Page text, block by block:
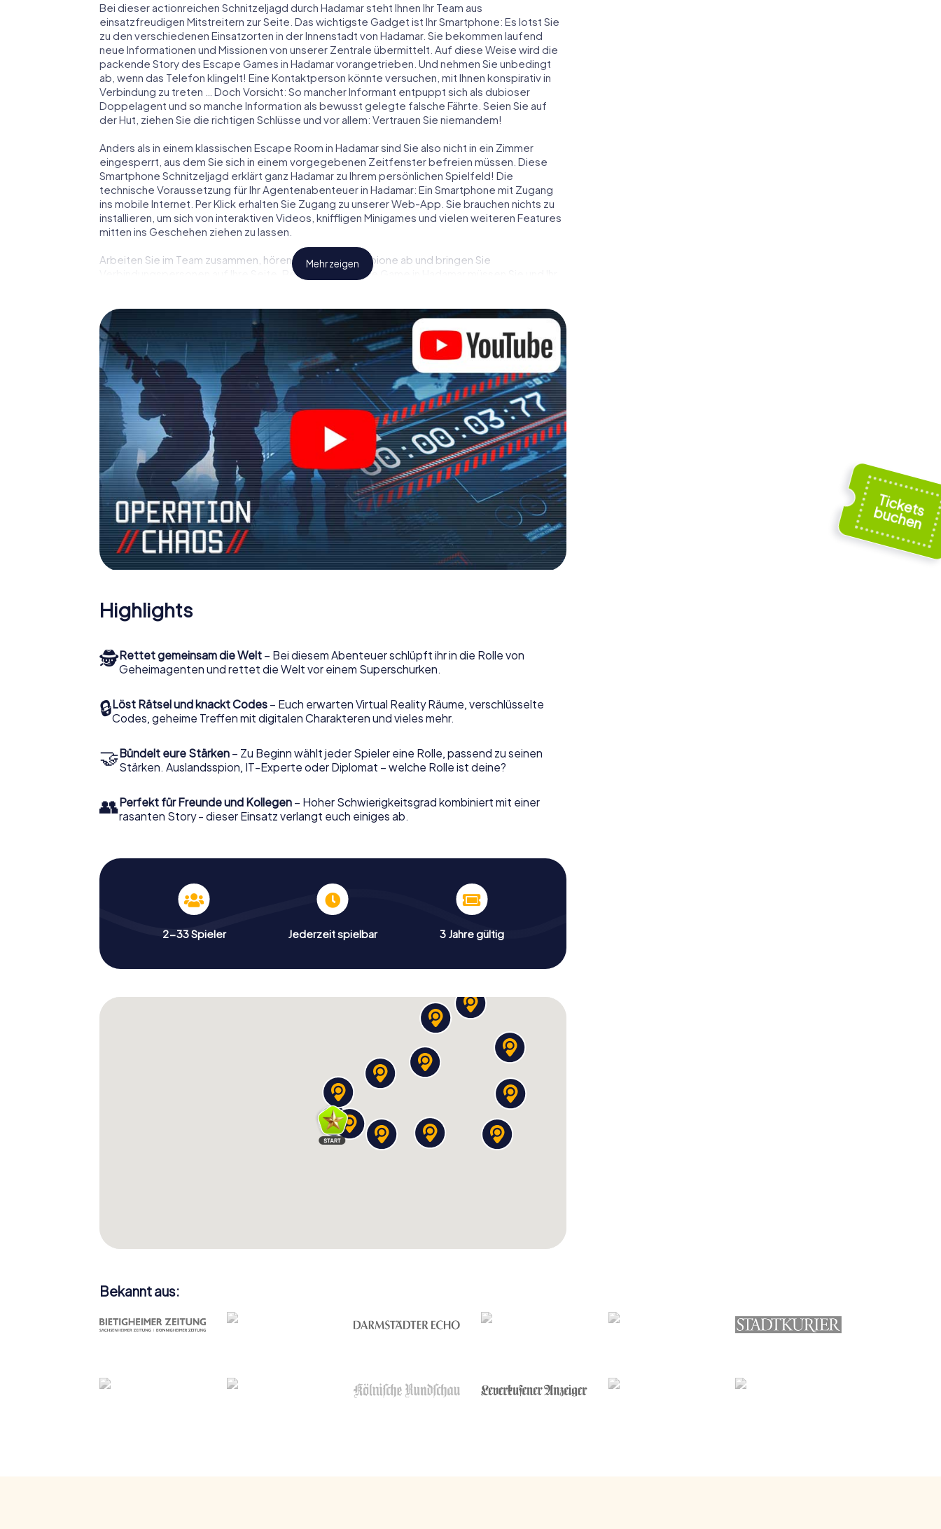
Bei dieser actionreichen Schnitzeljagd durch Hadamar steht Ihnen Ihr Team aus
einsatzfreudigen Mitstreitern zur Seite. Das wichtigste Gadget ist Ihr Smartphone: Es lotst Sie
zu den verschiedenen Einsatzorten in der Innenstadt von Hadamar. Sie bekommen laufend
neue Informationen und Missionen von unserer Zentrale übermittelt. Auf diese Weise wird die
packende Story des Escape Games in Hadamar vorangetrieben. Und nehmen Sie unbedingt
ab, wenn das Telefon klingelt! Eine Kontaktperson könnte versuchen, mit Ihnen konspirativ in
Verbindung zu treten … Doch Vorsicht: So mancher Informant entpuppt sich als dubioser
Doppelagent und so manche Information als bewusst gelegte falsche Fährte. Seien Sie auf
der Hut, ziehen Sie die richtigen Schlüsse und vor allem: Vertrauen Sie niemandem!
Anders als in einem klassischen Escape Room in Hadamar sind Sie also nicht in ein Zimmer
eingesperrt, aus dem Sie sich in einem vorgegebenen Zeitfenster befreien müssen. Diese
Smartphone Schnitzeljagd erklärt ganz Hadamar zu Ihrem persönlichen Spielfeld! Die
technische Voraussetzung für Ihr Agentenabenteuer in Hadamar: Ein Smartphone mit Zugang
ins mobile Internet. Per Klick erhalten Sie Zugang zu unserer Web-App. Sie brauchen nichts zu
installieren, um sich von interaktiven Videos, kniffligen Minigames und vielen weiteren Features
mitten ins Geschehen ziehen zu lassen.
Arbeiten Sie im Team zusammen, hören Sie feindliche Spione ab und bringen Sie
Verbindungspersonen auf Ihre Seite. Bei diesem Escape Game in Hadamar müssen Sie und Ihr
Team im Highscore von Hadamar und erhalten Zugang zu Ihrer ganz persönlichen Bildergalerie.
Das myCityHunt Escape Game macht Hadamar zu Ihrem ganz persönlichen Erlebnisspielplatz.
Holen Sie sich Ihre Tickets in die Welt der Spionage und Geheimagenten und verwandeln Sie
Hadamar in einen Outdoor Escape Room!
Mehr zeigen
Highlights
🕵Rettet gemeinsam die Welt – Bei diesem Abenteuer schlüpft ihr in die Rolle von
Geheimagenten und rettet die Welt vor einem Superschurken.
🔒Löst Rätsel und knackt Codes – Euch erwarten Virtual Reality Räume, verschlüsselte
Codes, geheime Treffen mit digitalen Charakteren und vieles mehr.
🤝Bündelt eure Stärken – Zu Beginn wählt jeder Spieler eine Rolle, passend zu seinen
Stärken. Auslandsspion, IT-Experte oder Diplomat – welche Rolle ist deine?
👥Perfekt für Freunde und Kollegen – Hoher Schwierigkeitsgrad kombiniert mit einer
rasanten Story - dieser Einsatz verlangt euch einiges ab.
2-33 Spieler Jederzeit spielbar 3 Jahre gültig
Bekannt aus: